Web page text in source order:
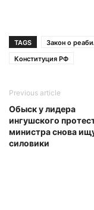
TAGS
Закон о
Конституция РФ
Previous article
Обыск у лидера
ингушского
министра снова
силовики